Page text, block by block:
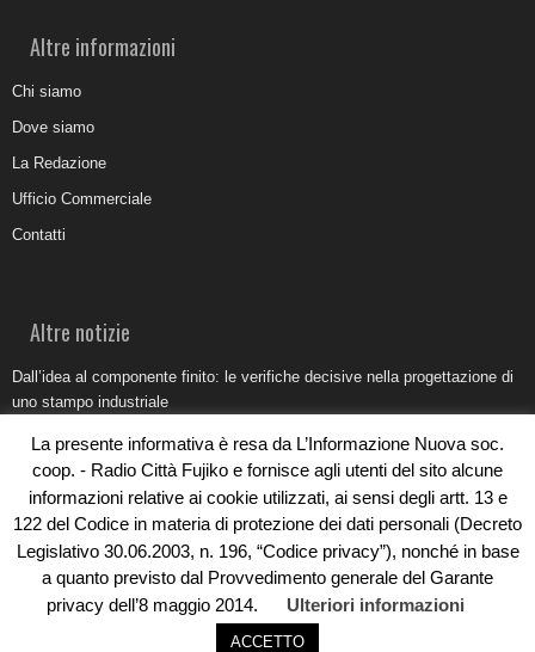
Altre informazioni
Chi siamo
Dove siamo
La Redazione
Ufficio Commerciale
Contatti
Altre notizie
Dall’idea al componente finito: le verifiche decisive nella progettazione di
uno stampo industriale
Belvedere Marittimo e il report ARPACAL 2026 sulla qualità del mare
Come organizzare e allestire una camera ardente per l’ultimo saluto
Umidità di risalita in casa, come riconoscere i segnali veri
Torna il Sun Donato Festival 2026
La presente informativa è resa da L’Informazione Nuova soc.
coop. - Radio Città Fujiko e fornisce agli utenti del sito alcune
informazioni relative ai cookie utilizzati, ai sensi degli artt. 13 e
122 del Codice in materia di protezione dei dati personali (Decreto
Legislativo 30.06.2003, n. 196, “Codice privacy”), nonché in base
a quanto previsto dal Provvedimento generale del Garante
privacy dell’8 maggio 2014.
Ulteriori informazioni
ACCETTO